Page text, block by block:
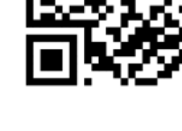
Liceo
ore 18 - Fiano
Messa in
da mons.
ore 20.30 -
di don
in alcuni
alle ore